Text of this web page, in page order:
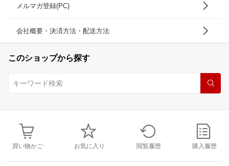
メルマガ登録(PC)
会社概要・決済方法・配送方法
このショップから探す
買い物かご お気に入り 閲覧履歴 購入履歴